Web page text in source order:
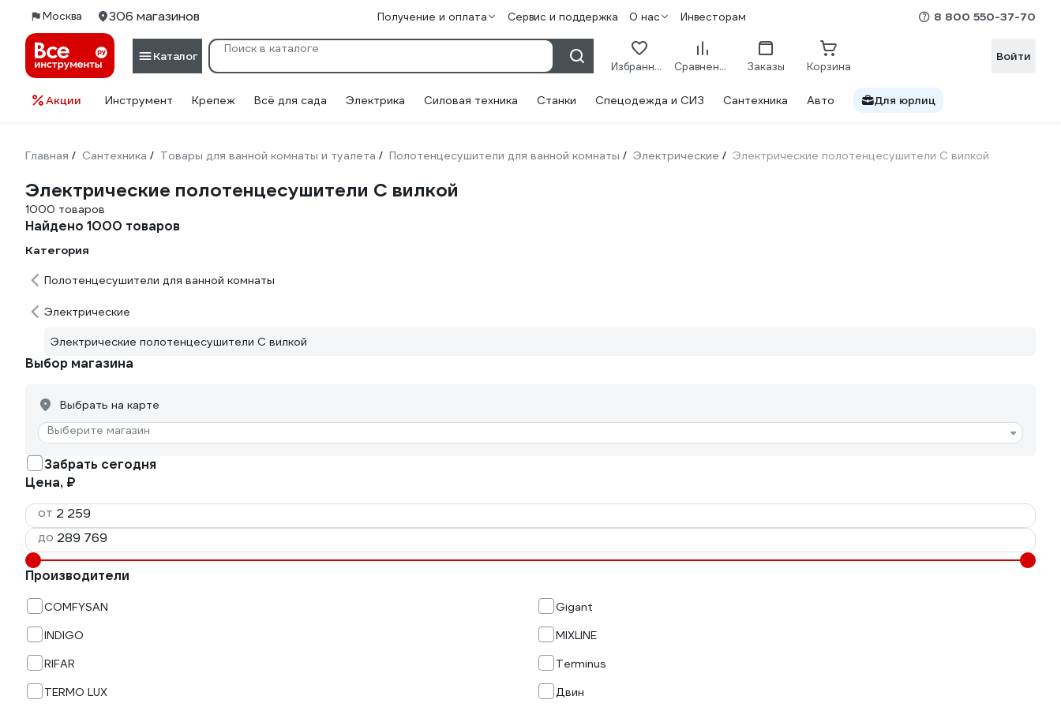
Москва 306 магазинов Получение и оплата Сервис и поддержка О нас Инвесторам 8 800 550-37-70
Каталог
Избранное Сравнение Заказы Корзина
Войти
Акции Инструмент Крепеж Всё для сада Электрика Силовая техника Станки Спецодежда и СИЗ Сантехника Авто Для юрлиц
Главная / Сантехника / Товары для ванной комнаты и туалета / Полотенцесушители для ванной комнаты / Электрические / Электрические полотенцесушители С вилкой
Электрические полотенцесушители С вилкой
1000 товаров
Найдено 1000 товаров
Категория
Полотенцесушители для ванной комнаты
Электрические
Электрические полотенцесушители С вилкой
Выбор магазина
Выбрать на карте
Выберите магазин
Забрать сегодня
Цена, ₽
от
до
Производители
COMFYSAN
Gigant
INDIGO
MIXLINE
RIFAR
Terminus
TERMO LUX
Двин